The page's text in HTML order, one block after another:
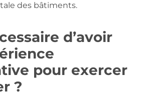
des bâtiments.
d’avoir
pour exercer
?